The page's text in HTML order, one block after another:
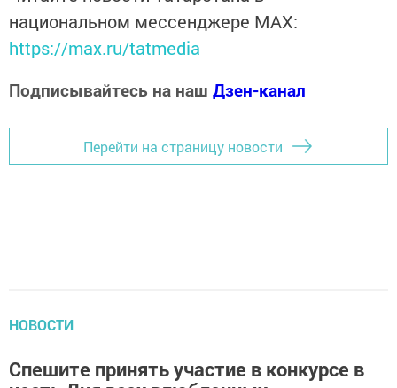
национальном мессенджере MАХ:
https://max.ru/tatmedia
Подписывайтесь на наш Дзен-канал
Перейти на страницу новости
НОВОСТИ
Спешите принять участие в конкурсе в